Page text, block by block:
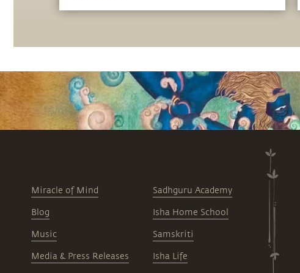
Miracle of Mind
Blog
Music
Media & Press Releases
Sadhguru Academy
Isha Home School
Samskriti
Isha Life